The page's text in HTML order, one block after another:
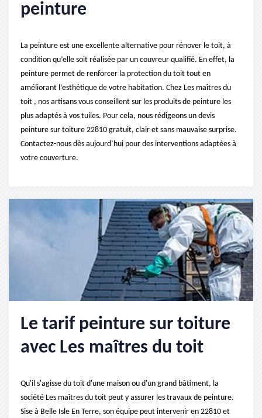
peinture
La peinture est une excellente alternative pour rénover le toit, à
condition qu’elle soit réalisée par un couvreur qualifié. En effet, la
peinture permet de renforcer la protection du toit tout en
améliorant l’esthétique de votre habitation. Chez Les maîtres du
toit , nos artisans vous conseillent sur les produits de peinture les
plus adaptés à vos tuiles. Pour cela, nous rédigeons un devis
peinture sur toiture 22810 gratuit, clair et sans mauvaise surprise.
Contactez-nous dès aujourd’hui pour des interventions adaptées à
votre couverture.
Le tarif peinture sur toiture
avec Les maîtres du toit
Qu'il s'agisse du toit d'une maison ou d'un grand bâtiment, la
société Les maîtres du toit peut y assurer les travaux de peinture.
Sise à Belle Isle En Terre, son équipe peut intervenir en 22810 et